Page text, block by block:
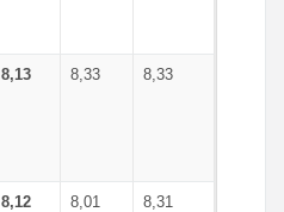
8,13 8,33 8,33
8,12 8,01 8,31